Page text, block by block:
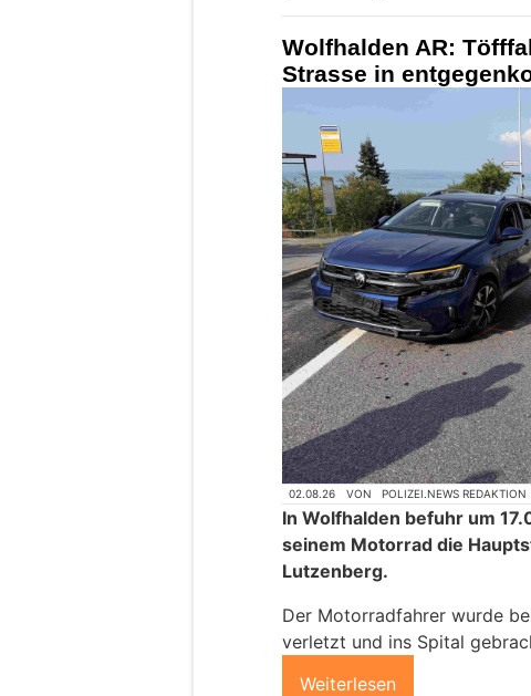
Wolfhalden AR:
Strasse in
02.08.26 VON POLIZEI.NEWS REDAKTION
In Wolfhalden befuhr um
seinem Motorrad die
Lutzenberg.
Der Motorradfahrer wurde
verletzt und ins Spital
Weiterlesen